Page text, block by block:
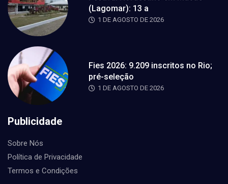
(Lagomar): 13 a
1 DE AGOSTO DE 2026
Fies 2026: 9.209 inscritos no Rio;
pré-seleção
1 DE AGOSTO DE 2026
Publicidade
Sobre Nós
Política de Privacidade
Termos e Condições